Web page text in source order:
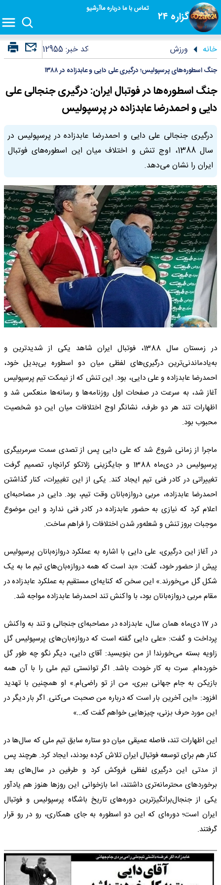
گزاره ۲۴
تماس با مادرباره ماآرشیو
خانه ورزش کد خبر:12955
جنگ اسطوره‌های پرسپولیس؛ درگیری علی دایی و عابدزاده در ۱۳۸۸
جنگ اسطوره‌ها در فوتبال ایران: درگیری جنجالی علی
دایی و احمدرضا عابدزاده در پرسپولیس
درگیری جنجالی علی دایی و احمدرضا عابدزاده در پرسپولیس در
سال 1388، اوج تنش و اختلاف میان این اسطوره‌های فوتبال
ایران را نشان می‌دهد.
در زمستان سال 1388، فوتبال ایران شاهد یکی از شدیدترین و
به‌یادماندنی‌ترین درگیری‌های لفظی میان دو اسطوره بی‌بدیل خود،
احمدرضا عابدزاده و علی دایی، بود. این تنش که از نیمکت تیم پرسپولیس
آغاز شد، به سرعت در صفحات اول روزنامه‌ها و رسانه‌ها منعکس شد و
اظهارات تند هر دو طرف، نشانگر اوج اختلافات میان این دو شخصیت
محبوب بود.
ماجرا از زمانی شروع شد که علی دایی پس از تصدی سمت سرمربیگری
پرسپولیس در دی‌ماه 1388 و جایگزینی زلاتکو کرانچار، تصمیم گرفت
تغییراتی در کادر فنی تیم ایجاد کند. یکی از این تغییرات، کنار گذاشتن
احمدرضا عابدزاده، مربی دروازه‌بانان وقت تیم، بود. دایی در مصاحبه‌ای
اعلام کرد که نیازی به حضور عابدزاده در کادر فنی ندارد و این موضوع
موجبات بروز تنش و شعله‌ور شدن اختلافات را فراهم ساخت.
در آغاز این درگیری، علی دایی با اشاره به عملکرد دروازه‌بانان پرسپولیس
پیش از حضور خود، گفت: «بد است که همه دروازه‌بان‌های تیم ما به یک
شکل گل می‌خورند.» این سخن که کنایه‌ای مستقیم به عملکرد عابدزاده در
مقام مربی دروازه‌بانان بود، با واکنش تند احمدرضا عابدزاده مواجه شد.
در 17 دی‌ماه همان سال، عابدزاده در مصاحبه‌ای جنجالی و تند به واکنش
پرداخت و گفت: «علی دایی گفته است که دروازه‌بان‌های پرسپولیس گل
زاویه بسته می‌خورند! از من بنویسید: آقای دایی، دیگر نگو چه طور گل
خورده‌ام. سرت به کار خودت باشد. اگر توانستی تیم ملی را با آن همه
بازیکن به جام جهانی ببری، من از تو راضی‌ام.» او همچنین با تهدید
افزود: «این آخرین بار است که درباره من صحبت می‌کنی. اگر بار دیگر در
این مورد حرف بزنی، چیزهایی خواهم گفت که…»
این اظهارات تند، فاصله عمیقی میان دو ستاره سابق تیم ملی که سال‌ها در
کنار هم برای توسعه فوتبال ایران تلاش کرده بودند، ایجاد کرد. هرچند پس
از مدتی این درگیری لفظی فروکش کرد و طرفین در سال‌های بعد
برخوردهای محترمانه‌تری داشتند، اما بازخوانی این روزها هنوز هم یادآور
یکی از جنجال‌برانگیزترین دوره‌های تاریخ باشگاه پرسپولیس و فوتبال
ایران است؛ دوره‌ای که این دو اسطوره به جای همکاری، رو در رو قرار
گرفتند.